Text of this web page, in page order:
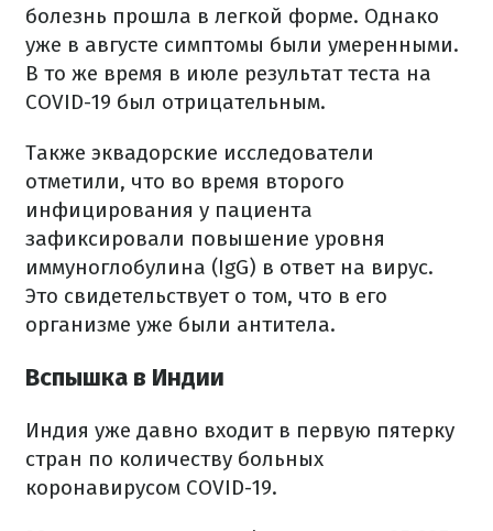
болезнь прошла в легкой форме. Однако
уже в августе симптомы были умеренными.
В то же время в июле результат теста на
COVID-19 был отрицательным.
Также эквадорские исследователи
отметили, что во время второго
инфицирования у пациента
зафиксировали повышение уровня
иммуноглобулина (IgG) в ответ на вирус.
Это свидетельствует о том, что в его
организме уже были антитела.
Вспышка в Индии
Индия уже давно входит в первую пятерку
стран по количеству больных
коронавируcом COVID-19.